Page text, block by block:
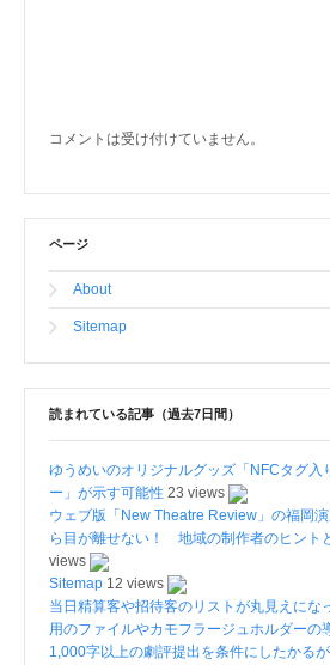
コメントは受け付けていません。
ページ
About
Sitemap
読まれている記事（過去7日間）
ゆうめいのオリジナルグッズ「NFCタグ入
ー」が示す可能性 23 views
ウェブ版「New Theatre Review」の福岡
ら目が離せない！ 地域の制作者のヒント
views
Sitemap 12 views
当日精算客や招待客のリストが丸見えにな
用のファイルやカモフラージュホルダーの
1,000字以上の劇評提出を条件にしたかる